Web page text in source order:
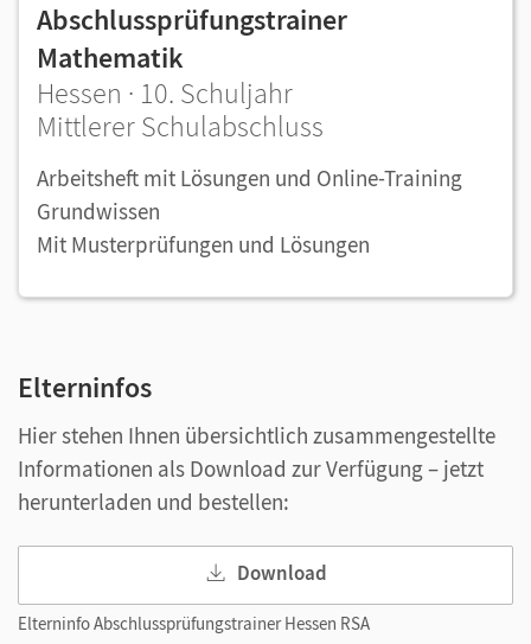
Abschlussprüfungstrainer
Mathematik
Hessen · 10. Schuljahr
Mittlerer Schulabschluss
Arbeitsheft mit Lösungen und Online-Training
Grundwissen
Mit Musterprüfungen und Lösungen
Elterninfos
Hier stehen Ihnen übersichtlich zusammengestellte
Informationen als Download zur Verfügung – jetzt
herunterladen und bestellen:
Download
Elterninfo Abschlussprüfungstrainer Hessen RSA